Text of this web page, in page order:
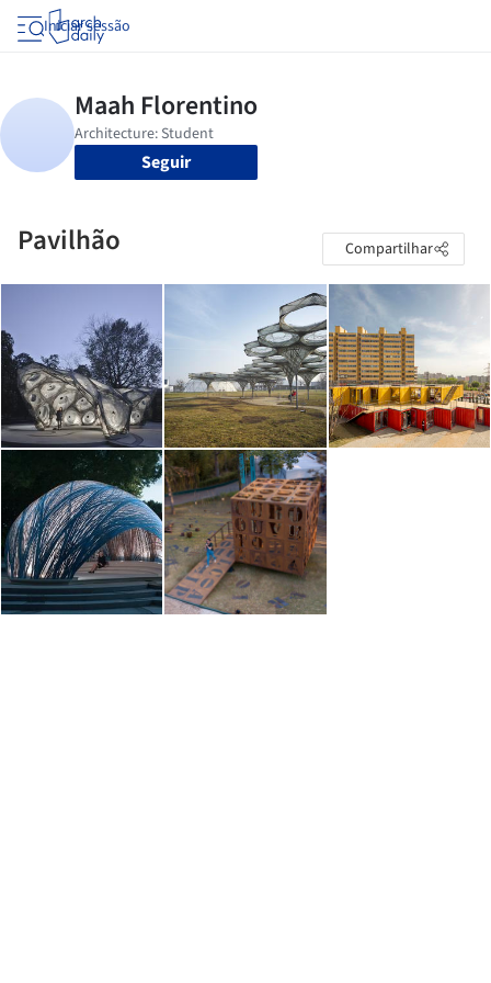
Iniciar sessão
Seguir
Pavilhão Compartilhar